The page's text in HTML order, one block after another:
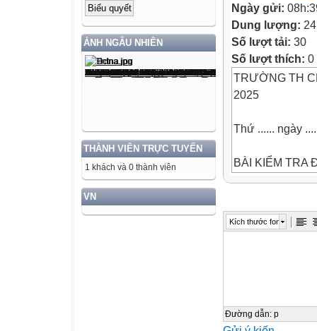
ẢNH NGẪU NHIÊN
THÀNH VIÊN TRỰC TUYẾN
1 khách và 0 thành viên
VN
Ngày gửi:
Dung lượng:
Số lượt tải: 30
Số lượt thích: 0
TRƯỜNG TH
2025
Thứ ...... ngày
BÀI KIỂM TRA
Họ và tên
Điểm
I. ĐỌC HIỂU: (7
Kích thước font
Đường dẫn: p